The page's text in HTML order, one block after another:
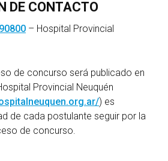
DE CONTACTO
– Hospital Provincial
de concurso será publicado en
Provincial Neuquén
) es
de cada postulante seguir por la
de concurso.